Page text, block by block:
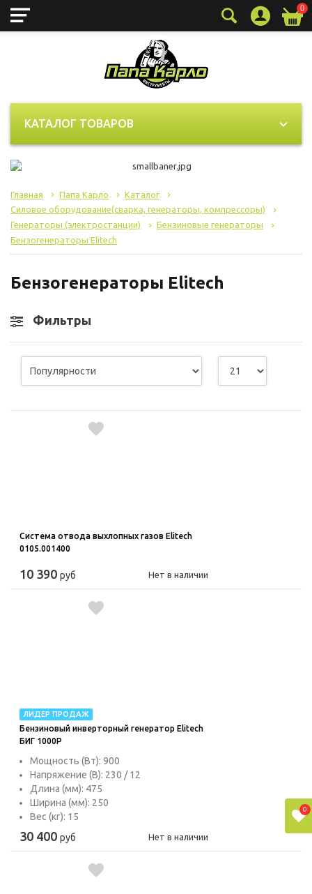
0
КАТАЛОГ ТОВАРОВ
Главная Папа Карло
Каталог
Силовое оборудование(сварка, генераторы, компрессоры)
Генераторы (электростанции)
Бензиновые генераторы
Бензогенераторы Elitech
Бензогенераторы Elitech
Фильтры
Система отвода выхлопных газов Elitech
0105.001400
10 390 руб Нет в наличии
ЛИДЕР ПРОДАЖ
Бензиновый инверторный генератор Elitech
БИГ 1000Р
Мощность (Вт): 900
Напряжение (В): 230 / 12
Длина (мм): 475
Ширина (мм): 250
Вес (кг): 15
30 400 руб Нет в наличии
0